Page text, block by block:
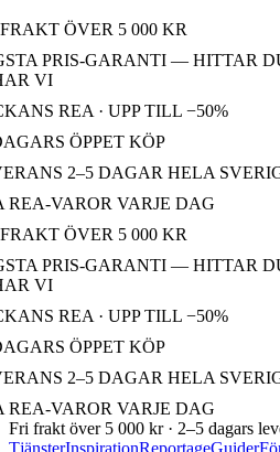
ÖVER 5 000 KR
PRIS-GARANTI — HITTAR
VI
REA · UPP TILL −50%
ÖPPET KÖP
2–5 DAGAR HELA
VAROR VARJE DAG
ÖVER 5 000 KR
PRIS-GARANTI — HITTAR
VI
REA · UPP TILL −50%
ÖPPET KÖP
2–5 DAGAR HELA
VAROR VARJE DAG
Fri frakt över 5 000 kr · 2–5 dagars
TjänsterInspirationReportageGuider